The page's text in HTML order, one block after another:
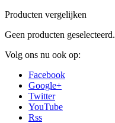
Producten vergelijken
Geen producten geselecteerd.
Volg ons nu ook op:
Facebook
Google+
Twitter
YouTube
Rss